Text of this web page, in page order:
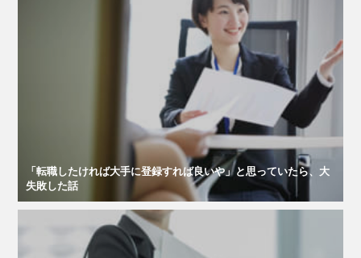
「転職したければ大手に登録すれば良いや」と思っていたら、大
失敗した話